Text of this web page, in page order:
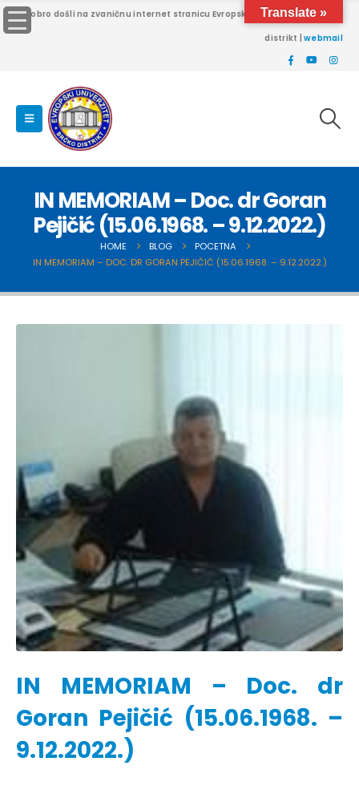
Dobro došli na zvaničnu internet stranicu Evropskog univerziteta Brčko
distrikt |webmail
IN MEMORIAM – Doc. dr Goran
Pejičić (15.06.1968. – 9.12.2022.)
HOME BLOG
POCETNA
IN MEMORIAM – DOC. DR GORAN PEJIČIĆ (15.06.1968. – 9.12.2022.)
IN MEMORIAM – Doc. dr
Goran Pejičić (15.06.1968. –
9.12.2022.)
Translate »